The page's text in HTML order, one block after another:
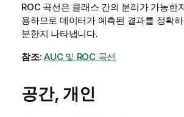
ROC 곡선은 클래스 간의 분리가 가능한
용하므로 데이터가 예측된 결과를 정확
분한지 나타냅니다.
참조: AUC 및 ROC 곡선
공간, 개인